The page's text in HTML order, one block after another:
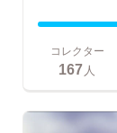
コレクター
167 人